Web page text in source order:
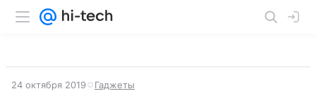
24 октября 2019 Гаджеты